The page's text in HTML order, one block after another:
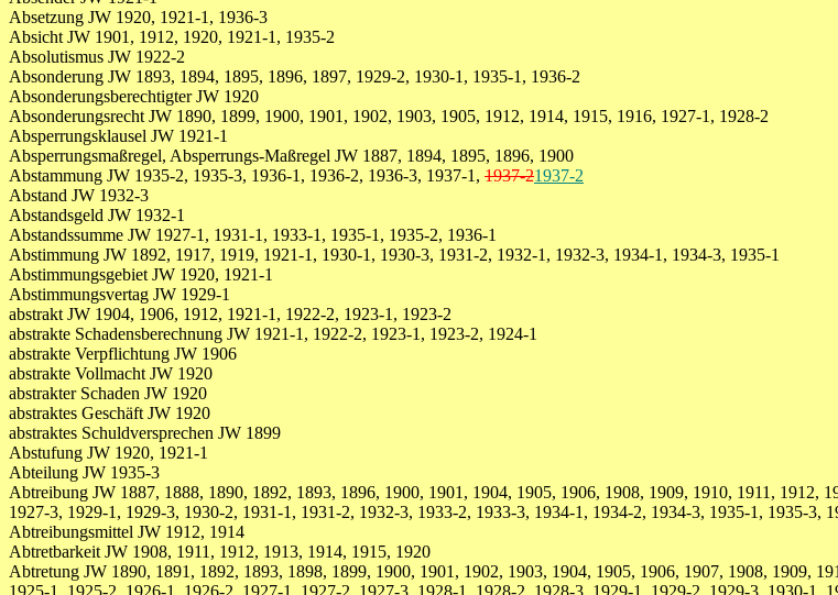
Absetzung JW 1920, 1921-1, 1936-3
Absicht JW 1901, 1912, 1920, 1921-1, 1935-2
Absolutismus JW 1922-2
Absonderung JW 1893, 1894, 1895, 1896, 1897, 1929-2, 1930-1, 1935-1, 1936-2
Absonderungsberechtigter JW 1920
Absonderungsrecht JW 1890, 1899, 1900, 1901, 1902, 1903, 1905, 1912, 1914, 1915, 1916, 1927-1, 1928-2
Absperrungsklausel JW 1921-1
Absperrungsmaßregel, Absperrungs-Maßregel JW 1887, 1894, 1895, 1896, 1900
Abstammung JW 1935-2, 1935-3, 1936-1, 1936-2, 1936-3, 1937-1, 1937-21937-2
Abstand JW 1932-3
Abstandsgeld JW 1932-1
Abstandssumme JW 1927-1, 1931-1, 1933-1, 1935-1, 1935-2, 1936-1
Abstimmung JW 1892, 1917, 1919, 1921-1, 1930-1, 1930-3, 1931-2, 1932-1, 1932-3, 1934-1, 1934-3, 1935-1
Abstimmungsgebiet JW 1920, 1921-1
Abstimmungsvertag JW 1929-1
abstrakt JW 1904, 1906, 1912, 1921-1, 1922-2, 1923-1, 1923-2
abstrakte Schadensberechnung JW 1921-1, 1922-2, 1923-1, 1923-2, 1924-1
abstrakte Verpflichtung JW 1906
abstrakte Vollmacht JW 1920
abstrakter Schaden JW 1920
abstraktes Geschäft JW 1920
abstraktes Schuldversprechen JW 1899
Abstufung JW 1920, 1921-1
Abteilung JW 1935-3
Abtreibung JW 1887, 1888, 1890, 1892, 1893, 1896, 1900, 1901, 1904, 1905, 1906, 1908, 1909, 1910, 1911,
1927-3, 1929-1, 1929-3, 1930-2, 1931-1, 1931-2, 1932-3, 1933-2, 1933-3, 1934-1, 1934-2, 1934-3, 1935-1, 1935-3,
Abtreibungsmittel JW 1912, 1914
Abtretbarkeit JW 1908, 1911, 1912, 1913, 1914, 1915, 1920
Abtretung JW 1890, 1891, 1892, 1893, 1898, 1899, 1900, 1901, 1902, 1903, 1904, 1905, 1906, 1907, 1908, 1909,
1925-1, 1925-2, 1926-1, 1926-2, 1927-1, 1927-2, 1927-3, 1928-1, 1928-2, 1928-3, 1929-1, 1929-2, 1929-3, 1930-